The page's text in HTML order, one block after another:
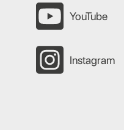
YouTube
Instagram